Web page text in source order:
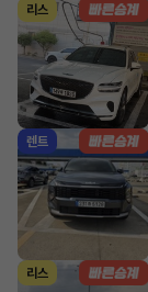
리스
렌트
리스